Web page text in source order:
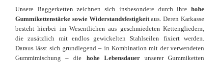
Unsere Baggerketten zeichnen sich insbesondere durch ihre hohe
Gummikettenstärke sowie Widerstandsfestigkeitaus. Deren Karkasse
besteht hierbei im Wesentlichen aus geschmiedeten Kettengliedern,
die zusätzlich mit endlos gewickelten Stahlseilen fixiert werden.
Daraus lässt sich grundlegend – in Kombination mit der verwendeten
Gummimischung – die hohe Lebensdauerunserer Gummiketten